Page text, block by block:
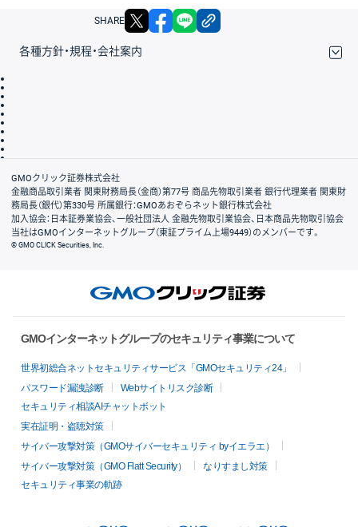
SHARE X facebook
各種方針・規程・会社案内
会社案内
GMOクリック証券株式会社
金融商品取引業者 関東財務局長（金商）第77号 商品先物取引業者 銀行代理業者 関東財
務局長（銀代）第330号 所属銀行：GMOあおぞらネット銀行株式会社
加入協会：日本証券業協会、一般社団法人 金融先物取引業協会、日本商品先物取引協会
当社はGMOインターネットグループ（東証プライム上場9449）のメンバーです。
© GMO CLICK Securities, Inc.
GMOインターネットグループのセキュリティ事業について
世界初総合ネットセキュリティサービス「GMOセキュリティ24」
パスワード漏洩診断
Webサイトリスク診断
セキュリティ相談AIチャットボット
実在証明・盗聴対策
サイバー攻撃対策（GMOサイバーセキュリティ byイエラエ）
サイバー攻撃対策（GMO Flatt Security）
なりすまし対策
セキュリティ事業の軌跡